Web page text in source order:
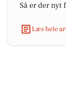
Så er der nyt
Læs hele